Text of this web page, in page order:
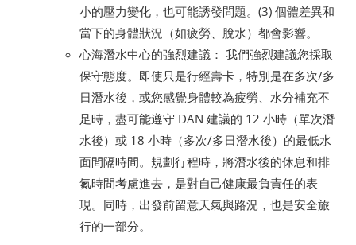
小的壓力變化，也可能誘發問題。(3) 個體差異和
當下的身體狀況（如疲勞、脫水）都會影響。
心海潛水中心的強烈建議： 我們強烈建議您採取
保守態度。即使只是行經壽卡，特別是在多次/多
日潛水後，或您感覺身體較為疲勞、水分補充不
足時，盡可能遵守 DAN 建議的 12 小時（單次潛
水後）或 18 小時（多次/多日潛水後）的最低水
面間隔時間。規劃行程時，將潛水後的休息和排
氮時間考慮進去，是對自己健康最負責任的表
現。同時，出發前留意天氣與路況，也是安全旅
行的一部分。